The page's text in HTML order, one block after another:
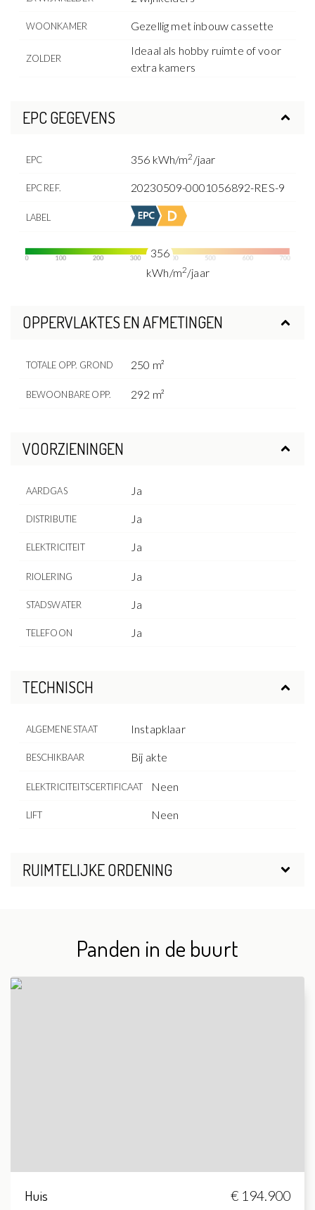
WOONKAMER Gezellig met inbouw cassette
ZOLDER
Ideaal als hobby ruimte of voor
extra kamers
EPC GEGEVENS
EPC 356 kWh/m2 /jaar
EPC REF. 20230509-0001056892-RES-9
LABEL
356
kWh/m2/jaar
OPPERVLAKTES EN AFMETINGEN
TOTALE OPP. GROND 250 m²
BEWOONBARE OPP. 292 m²
VOORZIENINGEN
AARDGAS Ja
DISTRIBUTIE Ja
ELEKTRICITEIT Ja
RIOLERING Ja
STADSWATER Ja
TELEFOON Ja
TECHNISCH
ALGEMENE STAAT Instapklaar
BESCHIKBAAR Bij akte
ELEKTRICITEITSCERTIFICAAT Neen
LIFT Neen
RUIMTELIJKE ORDENING
Panden in de buurt
Huis € 194.900